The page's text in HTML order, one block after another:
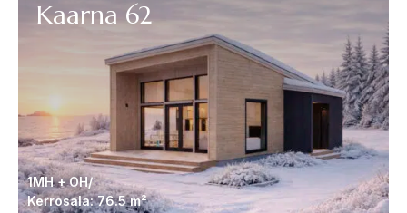
1MH + OH/
Kerrosala: 76.5 m²
Kaarna 62